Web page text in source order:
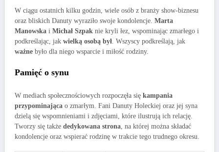
W ciągu ostatnich kilku godzin, wiele osób z branży show-biznesu
oraz bliskich Danuty wyraziło swoje kondolencje. Marta
Manowska i Michał Szpak nie kryli łez, wspominając zmarłego i
podkreślając, jak wielką osobą był. Wszyscy podkreślają, jak
ważne było dla niego wsparcie i miłość rodziny.
Pamięć o synu
W mediach społecznościowych rozpoczęła się kampania
przypominająca o zmarłym. Fani Danuty Holeckiej oraz jej syna
dzielą się wspomnieniami i zdjęciami, które ilustrują ich relację.
Tworzy się także dedykowana strona , na której można składać
kondolencje oraz wspierać rodzinę w trakcie tego trudnego okresu.